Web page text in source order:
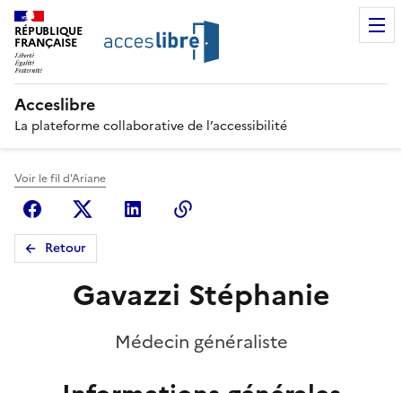
RÉPUBLIQUE
FRANÇAISE
Acceslibre
La plateforme collaborative de l’accessibilité
Voir le fil d'Ariane
FacebookX (anciennement Twitter)
Linkedin
Retour
Gavazzi Stéphanie
Médecin généraliste